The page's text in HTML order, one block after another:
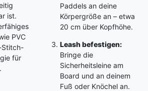
ist.
PVC
Stitch-
für
Paddels an deine
Körpergröße an – etwa
20 cm über Kopfhöhe.
Leash befestigen:
Bringe die
Sicherheitsleine am
Board und an deinem
Fuß oder Knöchel an.